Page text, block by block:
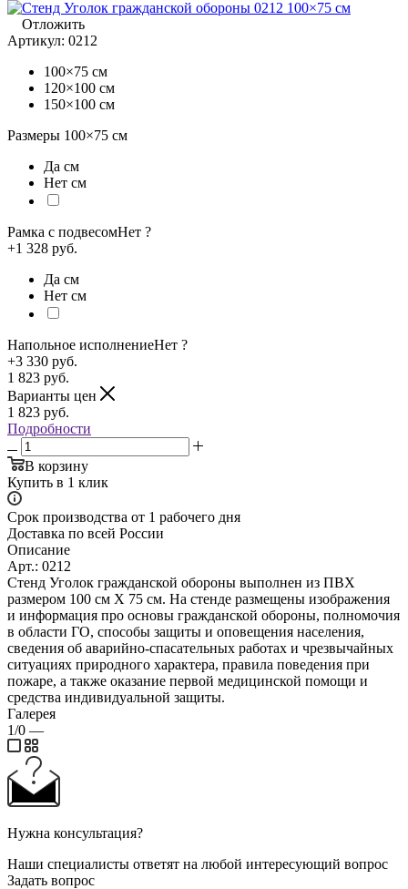
Отложить
Артикул: 0212
100×75 см
120×100 см
150×100 см
Размеры 100×75 см
Да см
Нет см
Рамка с подвесомНет ?
+1 328 руб.
Да см
Нет см
Напольное исполнениеНет ?
+3 330 руб.
1 823 руб.
Варианты цен
1 823 руб.
Подробности
В корзину
Купить в 1 клик
Срок производства от 1 рабочего дня
Доставка по всей России
Описание
Арт.: 0212
Стенд Уголок гражданской обороны выполнен из ПВХ
размером 100 см Х 75 см. На стенде размещены изображения
и информация про основы гражданской обороны, полномочия
в области ГО, способы защиты и оповещения населения,
сведения об аварийно-спасательных работах и чрезвычайных
ситуациях природного характера, правила поведения при
пожаре, а также оказание первой медицинской помощи и
средства индивидуальной защиты.
Галерея
1/0 —
Нужна консультация?
Наши специалисты ответят на любой интересующий вопрос
Задать вопрос